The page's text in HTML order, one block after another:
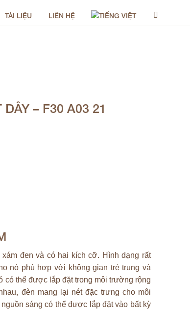
TÀI LIỆU LIÊN HỆ
– F30 A03 21
đen và có hai kích cỡ. Hình dạng rất
nó phù hợp với không gian trẻ trung và
có thể được lắp đặt trong môi trường rộng
đèn mang lại nét đặc trưng cho môi
sáng có thể được lắp đặt vào bất kỳ